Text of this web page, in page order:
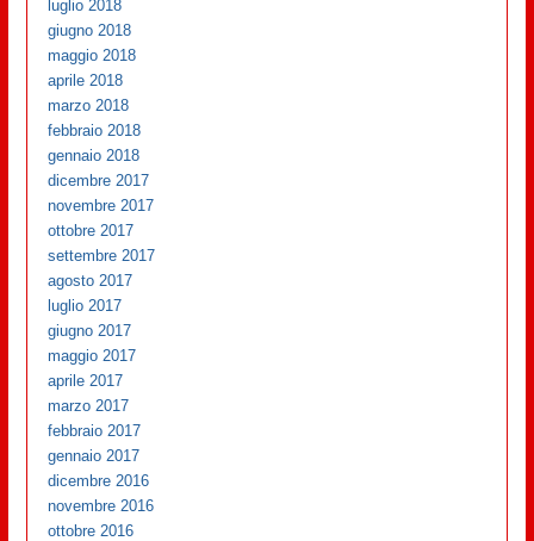
luglio 2018
giugno 2018
maggio 2018
aprile 2018
marzo 2018
febbraio 2018
gennaio 2018
dicembre 2017
novembre 2017
ottobre 2017
settembre 2017
agosto 2017
luglio 2017
giugno 2017
maggio 2017
aprile 2017
marzo 2017
febbraio 2017
gennaio 2017
dicembre 2016
novembre 2016
ottobre 2016